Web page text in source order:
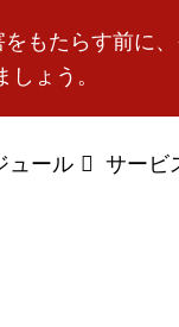
もたらす前に
しょう。
ュール サービ